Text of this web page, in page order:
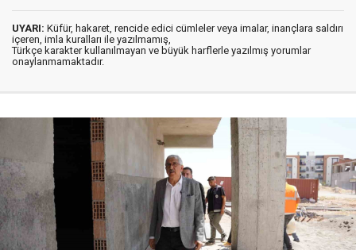
UYARI: Küfür, hakaret, rencide edici cümleler veya imalar, inançlara saldırı
içeren, imla kuralları ile yazılmamış,
Türkçe karakter kullanılmayan ve büyük harflerle yazılmış yorumlar
onaylanmamaktadır.